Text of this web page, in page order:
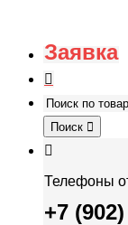
Заявка
Поиск
Телефоны
+7